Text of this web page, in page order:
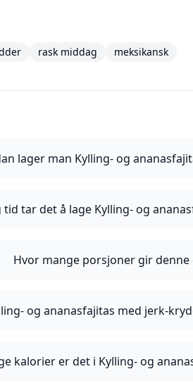
rask middag meksikansk
lager man Kylling- og
tid tar det å lage Kylling- og
Hvor mange porsjoner gir
og ananasfajitas med jerk-
kalorier er det i Kylling- og